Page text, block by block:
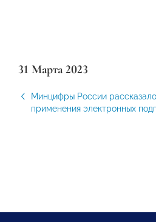
31 Марта 2023
Минцифры России
применения электронных